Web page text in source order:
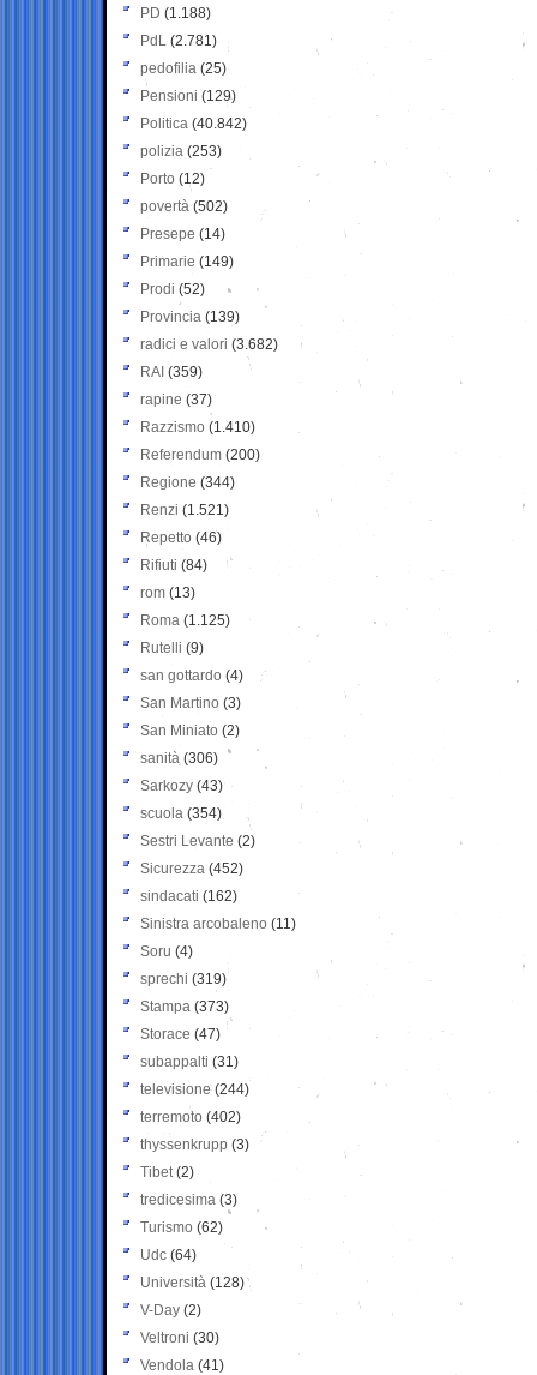
PD (1.188)
PdL (2.781)
pedofilia (25)
Pensioni (129)
Politica (40.842)
polizia (253)
Porto (12)
povertà (502)
Presepe (14)
Primarie (149)
Prodi (52)
Provincia (139)
radici e valori (3.682)
RAI (359)
rapine (37)
Razzismo (1.410)
Referendum (200)
Regione (344)
Renzi (1.521)
Repetto (46)
Rifiuti (84)
rom (13)
Roma (1.125)
Rutelli (9)
san gottardo (4)
San Martino (3)
San Miniato (2)
sanità (306)
Sarkozy (43)
scuola (354)
Sestri Levante (2)
Sicurezza (452)
sindacati (162)
Sinistra arcobaleno (11)
Soru (4)
sprechi (319)
Stampa (373)
Storace (47)
subappalti (31)
televisione(244)
terremoto (402)
thyssenkrupp (3)
Tibet(2)
tredicesima (3)
Turismo (62)
Udc (64)
Università (128)
V-Day (2)
Veltroni (30)
Vendola (41)